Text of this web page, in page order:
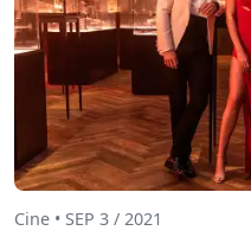
Cine • SEP 3 / 2021